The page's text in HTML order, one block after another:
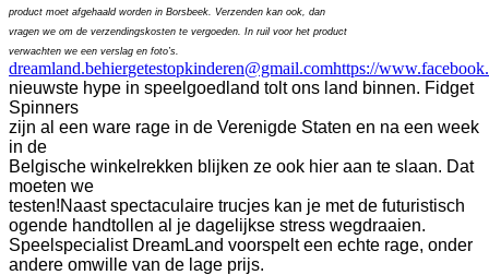
product moet afgehaald worden in Borsbeek. Verzenden kan ook, dan
vragen we om de verzendingskosten te vergoeden. In ruil voor het product
verwachten we een verslag en foto’s.
dreamland.behiergetestopkinderen@gmail.comhttps://
nieuwste hype in speelgoedland tolt ons land binnen. Fidget
Spinners
zijn al een ware rage in de Verenigde Staten en na een week
in de
Belgische winkelrekken blijken ze ook hier aan te slaan. Dat
moeten we
testen!Naast spectaculaire trucjes kan je met de futuristisch
ogende handtollen al je dagelijkse stress wegdraaien.
Speelspecialist DreamLand voorspelt een echte rage, onder
andere omwille van de lage prijs.